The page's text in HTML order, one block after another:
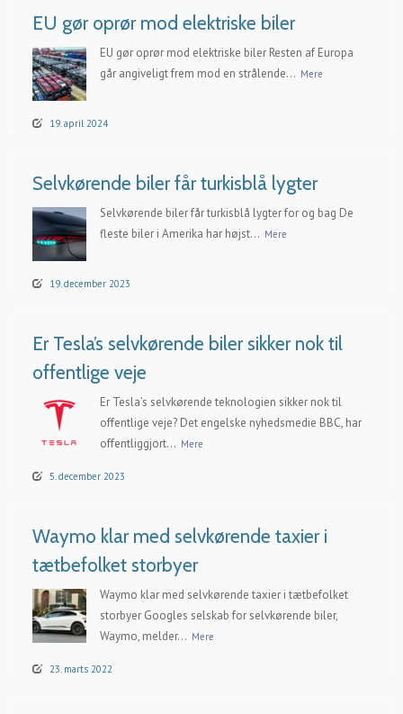
EU gør oprør mod elektriske biler
EU gør oprør mod elektriske biler Resten af Europa
går angiveligt frem mod en strålende... Mere
19. april 2024
Selvkørende biler får turkisblå lygter
Selvkørende biler får turkisblå lygter for og bag De
fleste biler i Amerika har højst... Mere
19. december 2023
Er Tesla’s selvkørende biler sikker nok til
offentlige veje
Er Tesla’s selvkørende teknologien sikker nok til
offentlige veje? Det engelske nyhedsmedie BBC, har
offentliggjort... Mere
5. december 2023
Waymo klar med selvkørende taxier i
tætbefolket storbyer
Waymo klar med selvkørende taxier i tætbefolket
storbyer Googles selskab for selvkørende biler,
Waymo, melder... Mere
23. marts 2022